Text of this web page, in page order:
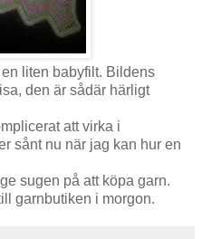
en liten babyfilt. Bildens
den är sådär härligt
att virka i
sånt nu när jag kan hur en
sugen på att köpa garn.
garnbutiken i morgon.